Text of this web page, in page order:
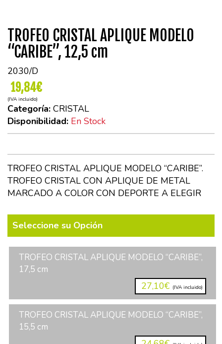
TROFEO CRISTAL APLIQUE MODELO
“CARIBE”, 12,5 cm
2030/D
19,84€
(IVA incluido)
Categoría: CRISTAL
Disponibilidad: En Stock
TROFEO CRISTAL APLIQUE MODELO “CARIBE”.
TROFEO CRISTAL CON APLIQUE DE METAL
MARCADO A COLOR CON DEPORTE A ELEGIR
Seleccione su Opción
TROFEO CRISTAL APLIQUE MODELO “CARIBE”,
17,5 cm
27,10€ (IVA incluido)
TROFEO CRISTAL APLIQUE MODELO “CARIBE”,
15,5 cm